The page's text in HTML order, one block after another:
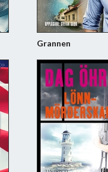
Grannen